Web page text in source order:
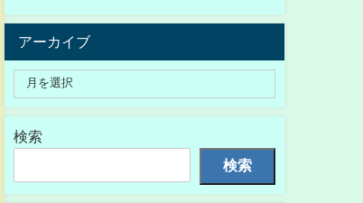
アーカイブ
検索
検索